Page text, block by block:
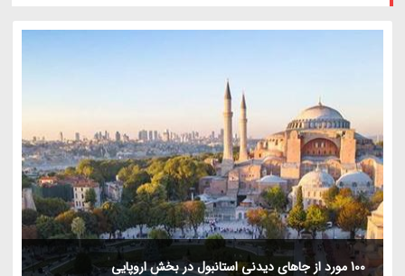
100 مورد از جاهای دیدنی استانبول در بخش اروپایی